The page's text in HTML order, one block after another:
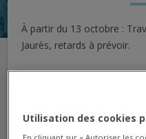
À partir du 13 octobre :
Jaurès, retards à prévoir.
A partir du 13 Octobre, en
entre les arrêts "P.N
Utilisation des cookies